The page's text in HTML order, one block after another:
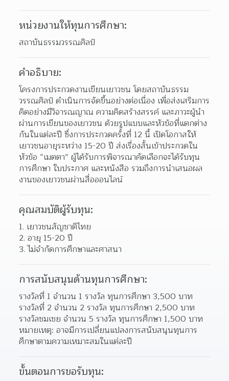
หน่วยงานให้ทุนการศึกษา:
สถาบันธรรมวรรณศิลป์
คำอธิบาย:
โครงการประกวดงานเขียนเยาวชน โดยสถาบันธรรม
วรรณศิลป์ ดำเนินการจัดขึ้นอย่างต่อเนื่อง เพื่อส่งเสริมการ
คิดอย่างมีวิจารณญาณ ความคิดสร้างสรรค์ และภาวะผู้นำ
ผ่านการเขียนของเยาวชน ด้วยรูปแบบและหัวข้อที่แตกต่าง
กันในแต่ละปี ซึ่งการประกวดครั้งที่ 12 นี้ เปิดโอกาสให้
เยาวชนอายุระหว่าง 15-20 ปี ส่งเรื่องสั้นเข้าประกวดใน
หัวข้อ “เมตตา” ผู้ได้รับการพิจารณาคัดเลือกจะได้รับทุน
การศึกษา ใบประกาศ และหนังสือ รวมถึงการนำเสนอผล
งานของเยาวชนผ่านสื่อออนไลน์
คุณสมบัติผู้รับทุน:
เยาวชนสัญชาติไทย
อายุ 15-20 ปี
ไม่จำกัดการศึกษาและศาสนา
การสนับสนุนด้านทุนการศึกษา:
รางวัลที่ 1 จำนวน 1 รางวัล ทุนการศึกษา 3,500 บาท
รางวัลที่ 2 จำนวน 2 รางวัล ทุนการศึกษา 2,500 บาท
รางวัลชมเชย จำนวน 5 รางวัล ทุนการศึกษา 1,500 บาท
หมายเหตุ: อาจมีการเปลี่ยนแปลงการสนับสนุนทุนการ
ศึกษาตามความเหมาะสมในแต่ละปี
ขั้นตอนการขอรับทุน: